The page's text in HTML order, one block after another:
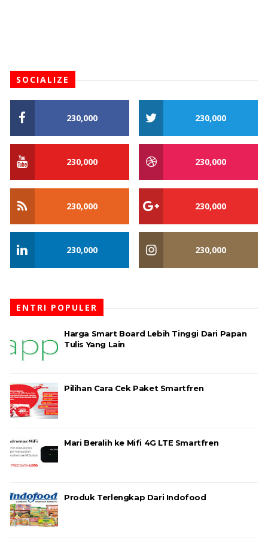
SOCIALIZE
230,000 230,000
230,000 230,000
230,000 230,000
230,000 230,000
ENTRI POPULER
Harga Smart Board Lebih Tinggi Dari Papan
Tulis Yang Lain
Pilihan Cara Cek Paket Smartfren
Mari Beralih ke Mifi 4G LTE Smartfren
Produk Terlengkap Dari Indofood